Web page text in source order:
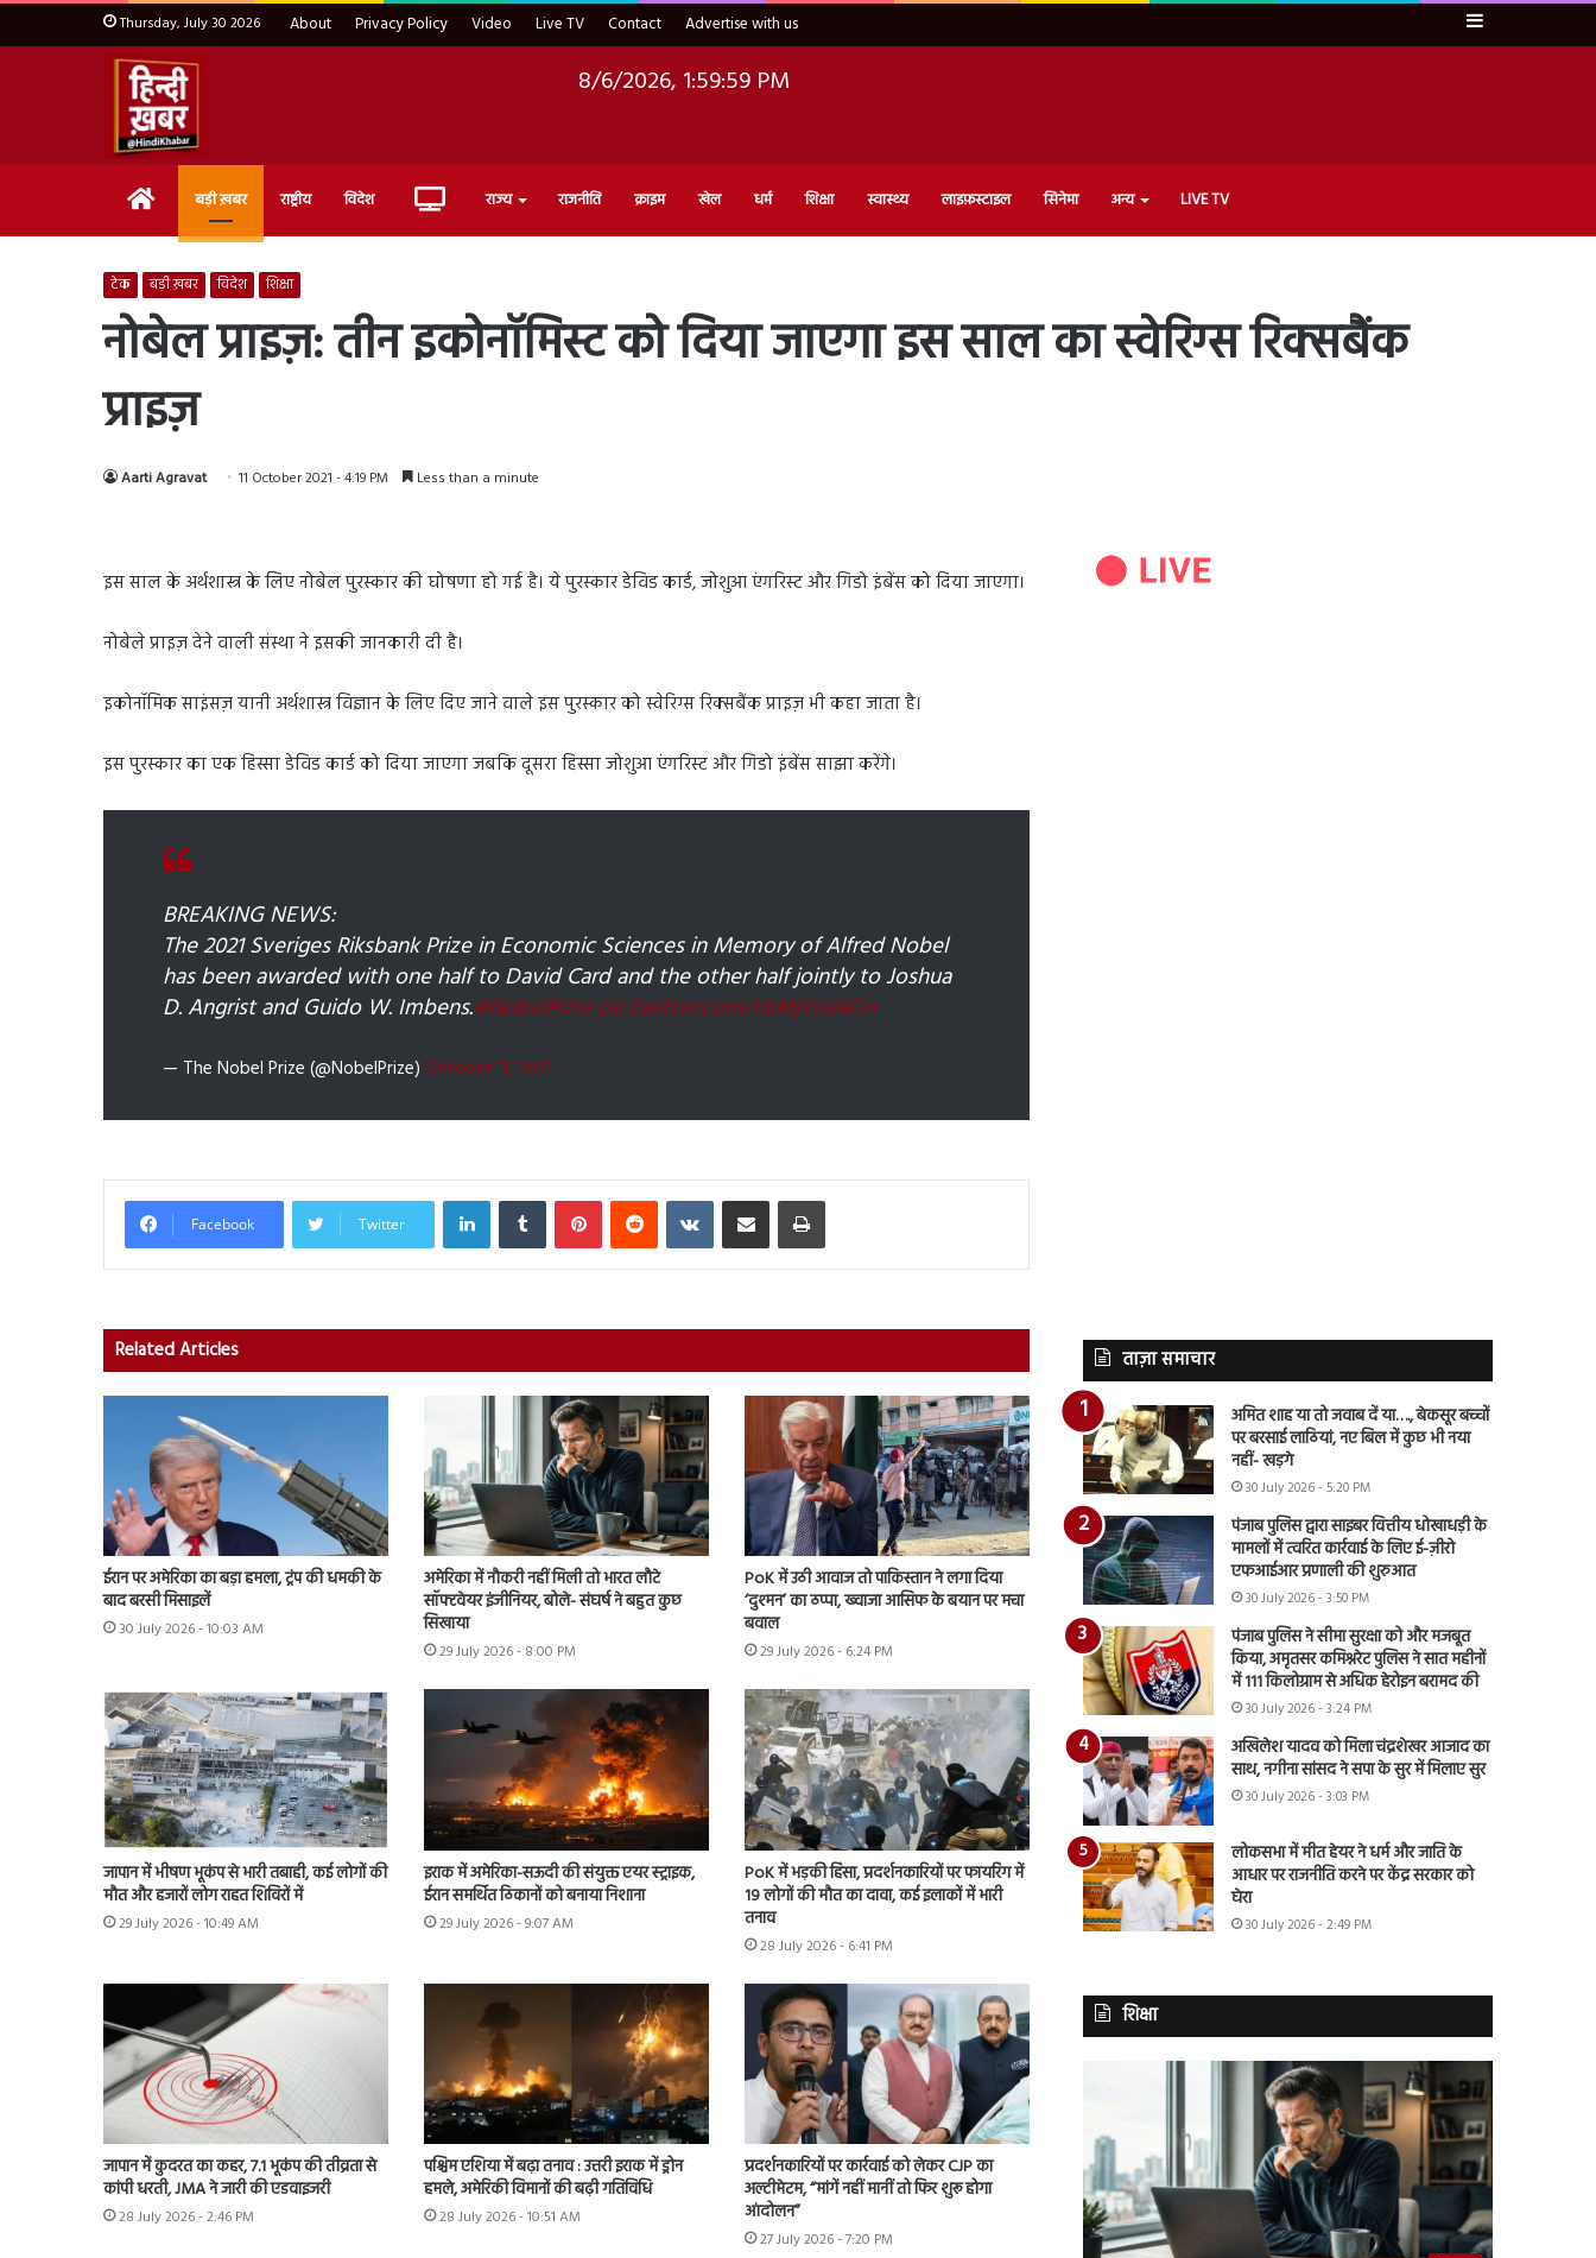
Thursday, July 30 2026 About Privacy Policy Video Live TV Contact Advertise with us Sidebar
8/6/2026, 2:00:00 PM
Home बड़ी ख़बर राष्ट्रीय विदेश Live राज्य राजनीति क्राइम खेल धर्म शिक्षा स्वास्थ्य लाइफ़स्टाइल सिनेमा अन्य LIVE TV
टेक बड़ी ख़बर विदेश शिक्षा
नोबेल प्राइज़: तीन इकोनॉमिस्ट को दिया जाएगा इस साल का स्वेरिग्स रिक्सबैंक
प्राइज़
Aarti Agravat 11 October 2021 - 4:19 PM Less than a minute
इस साल के अर्थशास्त्र के लिए नोबेल पुरस्कार की घोषणा हो गई है। ये पुरस्कार डेविड कार्ड, जोशुआ एंगरिस्ट और गिडो इंबेंस को दिया जाएगा।
नोबेले प्राइज़ देने वाली संस्था ने इसकी जानकारी दी है।
इकोनॉमिक साइंसज़ यानी अर्थशास्त्र विज्ञान के लिए दिए जाने वाले इस पुरस्कार को स्वेरिग्स रिक्सबैंक प्राइज़ भी कहा जाता है।
इस पुरस्कार का एक हिस्सा डेविड कार्ड को दिया जाएगा जबकि दूसरा हिस्सा जोशुआ एंगरिस्ट और गिडो इंबेंस साझा करेंगे।
BREAKING NEWS:
The 2021 Sveriges Riksbank Prize in Economic Sciences in Memory of Alfred Nobel
has been awarded with one half to David Card and the other half jointly to Joshua
D. Angrist and Guido W. Imbens.#NobelPrizepic.twitter.com/nkMjWai4Gn
— The Nobel Prize (@NobelPrize) October 11, 2021
Facebook Twitter
LinkedInTumblr PinterestReddit VKontakteShare via Email Print
Related Articles
ईरान पर अमेरिका का बड़ा हमला, ट्रंप की धमकी के
बाद बरसी मिसाइलें
30 July 2026 - 10:03 AM
अमेरिका में नौकरी नहीं मिली तो भारत लौटे
सॉफ्टवेयर इंजीनियर, बोले- संघर्ष ने बहुत कुछ
सिखाया
29 July 2026 - 8:00 PM
PoK में उठी आवाज तो पाकिस्तान ने लगा दिया
‘दुश्मन’ का ठप्पा, ख्वाजा आसिफ के बयान पर मचा
बवाल
29 July 2026 - 6:24 PM
जापान में भीषण भूकंप से भारी तबाही, कई लोगों की
मौत और हजारों लोग राहत शिविरों में
29 July 2026 - 10:49 AM
इराक में अमेरिका-सऊदी की संयुक्त एयर स्ट्राइक,
ईरान समर्थित ठिकानों को बनाया निशाना
29 July 2026 - 9:07 AM
PoK में भड़की हिंसा, प्रदर्शनकारियों पर फायरिंग में
19 लोगों की मौत का दावा, कई इलाकों में भारी
तनाव
28 July 2026 - 6:41 PM
जापान में कुदरत का कहर, 7.1 भूकंप की तीव्रता से
कांपी धरती, JMA ने जारी की एडवाइजरी
28 July 2026 - 2:46 PM
पश्चिम एशिया में बढ़ा तनाव : उत्तरी इराक में ड्रोन
हमले, अमेरिकी विमानों की बढ़ी गतिविधि
28 July 2026 - 10:51 AM
प्रदर्शनकारियों पर कार्रवाई को लेकर CJP का
अल्टीमेटम, “मांगें नहीं मानीं तो फिर शुरू होगा
आंदोलन”
27 July 2026 - 7:20 PM
ताज़ा समाचार
अमित शाह या तो जवाब दें या…., बेकसूर बच्चों
पर बरसाई लाठियां, नए बिल में कुछ भी नया
नहीं- खड़गे
30 July 2026 - 5:20 PM
पंजाब पुलिस द्वारा साइबर वित्तीय धोखाधड़ी के
मामलों में त्वरित कार्रवाई के लिए ई-ज़ीरो
एफआईआर प्रणाली की शुरुआत
30 July 2026 - 3:50 PM
पंजाब पुलिस ने सीमा सुरक्षा को और मजबूत
किया, अमृतसर कमिश्नरेट पुलिस ने सात महीनों
में 111 किलोग्राम से अधिक हेरोइन बरामद की
30 July 2026 - 3:24 PM
अखिलेश यादव को मिला चंद्रशेखर आजाद का
साथ, नगीना सांसद ने सपा के सुर में मिलाए सुर
30 July 2026 - 3:03 PM
लोकसभा में मीत हेयर ने धर्म और जाति के
आधार पर राजनीति करने पर केंद्र सरकार को
घेरा
30 July 2026 - 2:49 PM
शिक्षा